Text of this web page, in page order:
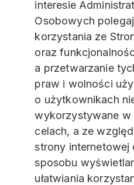
interesie
Osobowych
korzystania ze
oraz
a przetwarzanie
praw i wolności
o użytkownikach
wykorzystywane
celach, a ze
strony
sposobu
ułatwiania